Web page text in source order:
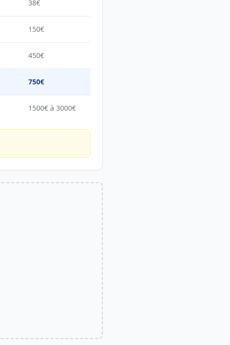
38€
150€
450€
750€
1500€ à 3000€